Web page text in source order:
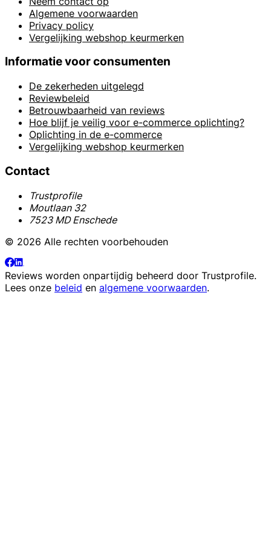
Algemene voorwaarden
Privacy policy
Vergelijking webshop keurmerken
Informatie voor consumenten
De zekerheden uitgelegd
Reviewbeleid
Betrouwbaarheid van reviews
Hoe blijf je veilig voor e-commerce oplichting?
Oplichting in de e-commerce
Vergelijking webshop keurmerken
Contact
Trustprofile
Moutlaan 32
7523 MD Enschede
© 2026 Alle rechten voorbehouden
Reviews worden onpartijdig beheerd door Trustprofile.
Lees onze beleid en algemene voorwaarden.